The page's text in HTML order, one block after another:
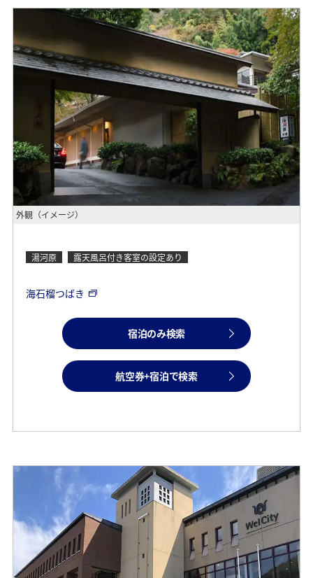
外観（イメージ）
湯河原 露天風呂付き客室の設定あり
海石榴つばき
宿泊のみ検索
航空券+宿泊で検索